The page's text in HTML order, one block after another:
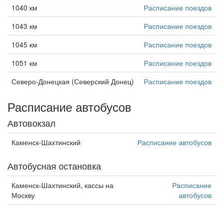
1040 км
Расписание поездов
1043 км
Расписание поездов
1045 км
Расписание поездов
1051 км
Расписание поездов
Северо-Донецкая (Северский Донец)
Расписание поездов
Расписание автобусов
Автовокзал
Каменск-Шахтинский Расписание автобусов
Автобусная остановка
Каменск-Шахтинский, кассы на
Москву
Расписание
автобусов